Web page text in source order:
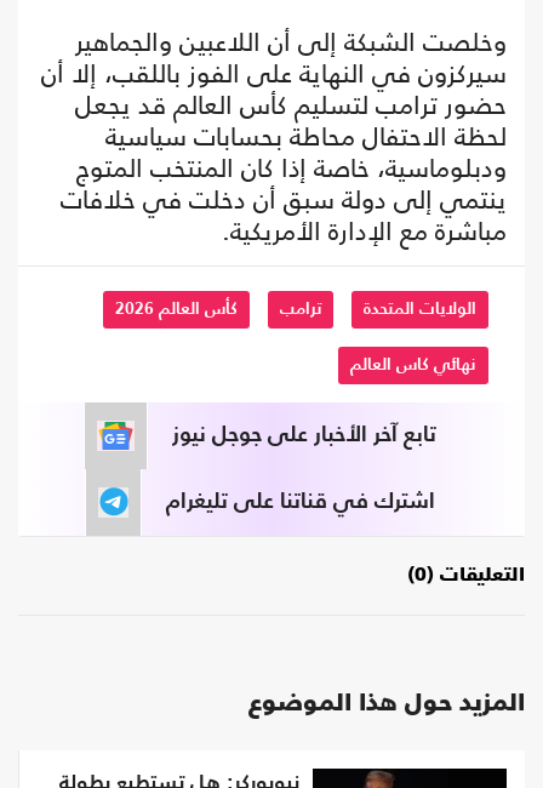
وخلصت الشبكة إلى أن اللاعبين والجماهير
سيركزون في النهاية على الفوز باللقب، إلا أن
حضور ترامب لتسليم كأس العالم قد يجعل
لحظة الاحتفال محاطة بحسابات سياسية
ودبلوماسية، خاصة إذا كان المنتخب المتوج
ينتمي إلى دولة سبق أن دخلت في خلافات
مباشرة مع الإدارة الأمريكية.
الولايات المتحدة ترامب كأس العالم 2026
نهائي كاس العالم
تابع آخر الأخبار على جوجل نيوز
اشترك في قناتنا على تليغرام
التعليقات (0)
المزيد حول هذا الموضوع
نيويوركر: هل تستطيع بطولة